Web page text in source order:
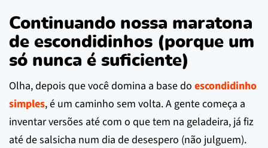
Continuando nossa maratona
de escondidinhos (porque um
só nunca é suficiente)
Olha, depois que você domina a base do escondidinho
simples, é um caminho sem volta. A gente começa a
inventar versões até com o que tem na geladeira, já fiz
até de salsicha num dia de desespero (não julguem).